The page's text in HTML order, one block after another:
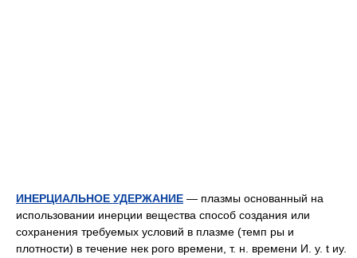
ИНЕРЦИАЛЬНОЕ УДЕРЖАНИЕ — плазмы основанный на
использовании инерции вещества способ создания или
сохранения требуемых условий в плазме (темп ры и
плотности) в течение нек рого времени, т. н. времени И. у. t иу.